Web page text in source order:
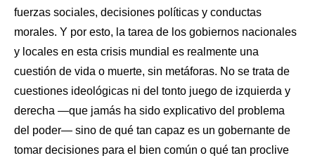
fuerzas sociales, decisiones políticas y conductas
morales. Y por esto, la tarea de los gobiernos nacionales
y locales en esta crisis mundial es realmente una
cuestión de vida o muerte, sin metáforas. No se trata de
cuestiones ideológicas ni del tonto juego de izquierda y
derecha —que jamás ha sido explicativo del problema
del poder— sino de qué tan capaz es un gobernante de
tomar decisiones para el bien común o qué tan proclive